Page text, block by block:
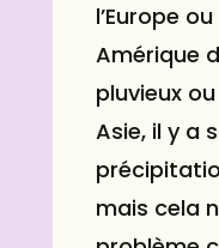
l’Europe
Amérique
pluvieux
Asie, il y a
mais cela